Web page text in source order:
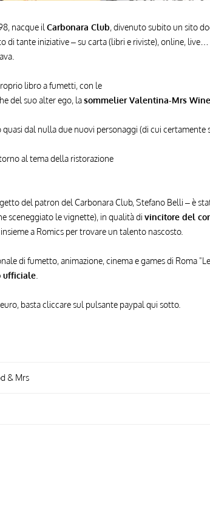
nacque ilCarbonara Club, divenuto subito un sito
di tante iniziative – su carta (libri e riviste), online, live…
libro a fumetti, con le
del suo alter ego, lasommelier Valentina-Mrs Wine
quasi dal nulla due nuovi personaggi (di cui certamente
al tema della ristorazione
del patron del Carbonara Club, Stefano Belli – è
sceneggiato le vignette), in qualità di vincitore del
insieme a Romics per trovare un talento nascosto.
di fumetto, animazione, cinema e games di Roma
ufficiale.
basta cliccare sul pulsante paypal qui sotto.
& Mrs